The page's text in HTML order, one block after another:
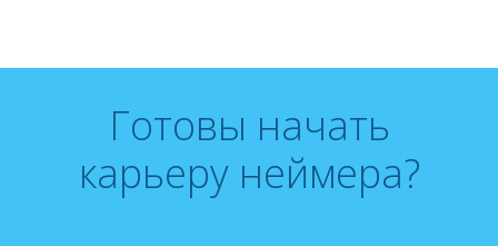
Готовы начать
карьеру неймера?